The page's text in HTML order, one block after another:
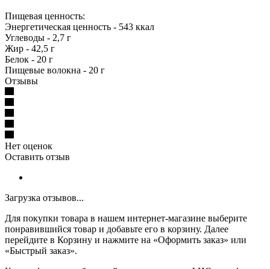
Пищевая ценность:
Энергетическая ценность - 543 ккал
Углеводы - 2,7 г
Жир - 42,5 г
Белок - 20 г
Пищевые волокна - 20 г
Отзывы
Нет оценок
Оставить отзыв
Загрузка отзывов...
Для покупки товара в нашем интернет-магазине выберите
понравившийся товар и добавьте его в корзину. Далее
перейдите в Корзину и нажмите на «Оформить заказ» или
«Быстрый заказ».